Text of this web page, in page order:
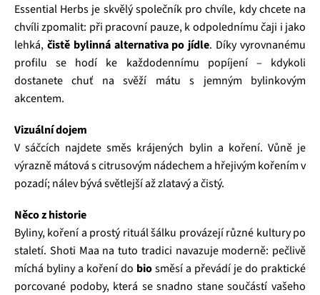
Essential Herbs je skvělý společník pro chvíle, kdy chcete na
chvíli zpomalit: při pracovní pauze, k odpolednímu čaji i jako
lehká, čistě bylinná alternativa po jídle. Díky vyrovnanému
profilu se hodí ke každodennímu popíjení – kdykoli
dostanete chuť na svěží mátu s jemným bylinkovým
akcentem.
Vizuální dojem
V sáčcích najdete směs krájených bylin a koření. Vůně je
výrazně mátová s citrusovým nádechem a hřejivým kořením v
pozadí; nálev bývá světlejší až zlatavý a čistý.
Něco z historie
Byliny, koření a prostý rituál šálku provázejí různé kultury po
staletí. Shoti Maa na tuto tradici navazuje moderně: pečlivě
míchá byliny a koření do biosměsí a převádí je do praktické
porcované podoby, která se snadno stane součástí vašeho